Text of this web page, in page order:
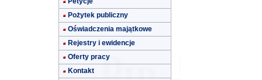
Pożytek publiczny
Oświadczenia majątkowe
Rejestry i ewidencje
Oferty pracy
Kontakt